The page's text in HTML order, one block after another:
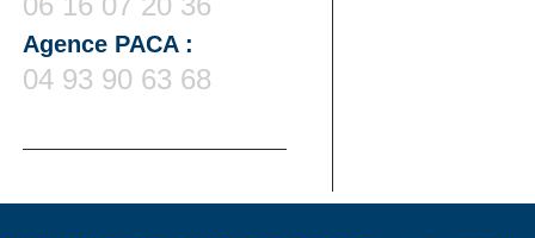
Agence PACA :
04 93 90 63 68